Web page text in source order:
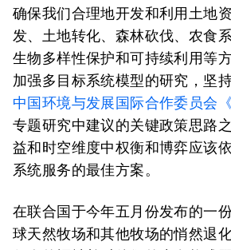
确保我们合理地开发和利用土地
发、土地转化、森林砍伐、农食
生物多样性保护和可持续利用等
加强多目标系统模型的研究，坚
中国环境与发展国际合作委员会
专题研究中建议的关键政策思路
益和时空维度中权衡和博弈应该
系统服务的最佳方案。
在联合国于今年五月份发布的一
球天然牧场和其他牧场的悄然退